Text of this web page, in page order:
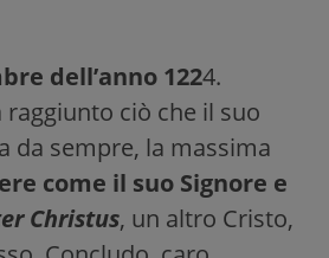
dell’anno 1224.
raggiunto ciò che il suo
da sempre, la massima
come il suo Signore e
Christus, un altro Cristo,